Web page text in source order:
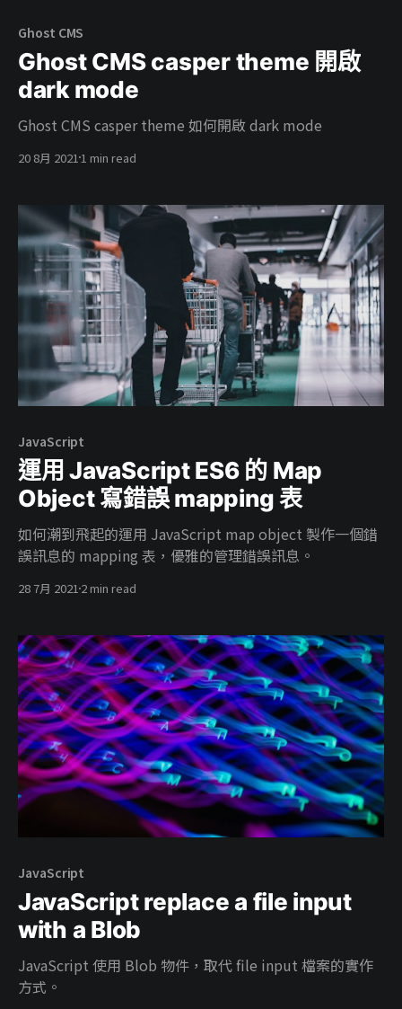
Ghost CMS
Ghost CMS casper theme 開啟
dark mode
Ghost CMS casper theme 如何開啟 dark mode
20 8月 2021 1 min read
JavaScript
運用 JavaScript ES6 的 Map
Object 寫錯誤 mapping 表
如何潮到飛起的運用 JavaScript map object 製作一個錯
誤訊息的 mapping 表，優雅的管理錯誤訊息。
28 7月 2021 2 min read
JavaScript
JavaScript replace a file input
with a Blob
JavaScript 使用 Blob 物件，取代 file input 檔案的實作
方式。